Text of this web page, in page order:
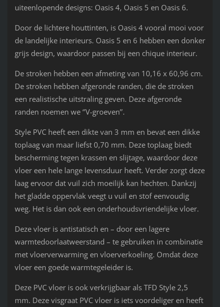
uiteenlopende designs: Oasis 4, Oasis 5 en Oasis 6.
Door de lichtere houttinten, is Oasis 4 vooral mooi voor
de landelijke interieurs. Oasis 5 en 6 hebben een donker
grijs design, waardoor passen bij een chique interieur.
De stroken hebben een afmeting van 10,16 x 60,96 cm.
De stroken hebben afgeronde randen, die de stroken
een realistische uitstraling geven. Deze afgeronde
randen noemen we ‘’V-groeven’’.
Style PVC heeft een dikte van 3 mm en bevat een dikke
toplaag van maar liefst 0,70 mm. Deze toplaag biedt
bescherming tegen krassen en slijtage, waardoor deze
vloer een hele lange levensduur heeft. Verder zorgt deze
laag ervoor dat vuil zich moeilijk kan hechten. Dankzij
het gladde oppervlak veegt u vuil en stof eenvoudig
weg. Het is dan ook een onderhoudsvriendelijke vloer.
Deze vloer is antistatisch en – door een lagere
warmtedoorlaatweerstand – te gebruiken in combinatie
met vloerverwarming en vloerverkoeling. Omdat deze
vloer een goede warmtegeleider is.
Deze PVC vloer is ook verkrijgbaar als TFD Style 2,5
mm. Deze visgraat PVC vloer is iets voordeliger en heeft